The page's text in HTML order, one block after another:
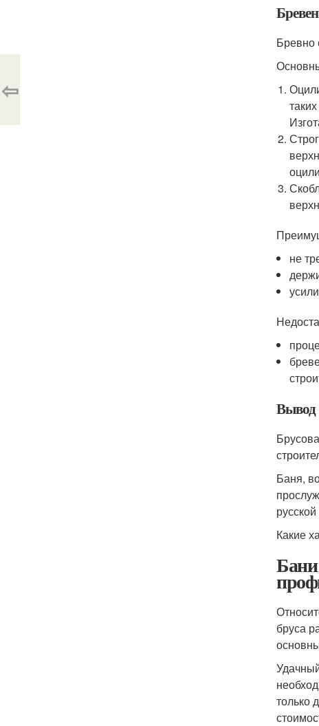
Бревно
не
Вывод
Баня,
Какие
бруса
только
⇦